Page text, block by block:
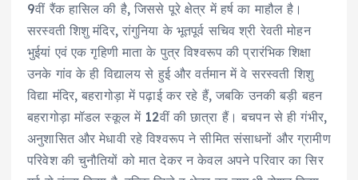
9वीं रैंक हासिल की है, जिससे पूरे क्षेत्र में हर्ष का माहौल है।
सरस्वती शिशु मंदिर, रांगुनिया के भूतपूर्व सचिव श्री रेवती मोहन
भुईयां एवं एक गृहिणी माता के पुत्र विश्वरूप की प्रारंभिक शिक्षा
उनके गांव के ही विद्यालय से हुई और वर्तमान में वे सरस्वती शिशु
विद्या मंदिर, बहरागोड़ा में पढ़ाई कर रहे हैं, जबकि उनकी बड़ी बहन
बहरागोड़ा मॉडल स्कूल में 12वीं की छात्रा हैं। बचपन से ही गंभीर,
अनुशासित और मेधावी रहे विश्वरूप ने सीमित संसाधनों और ग्रामीण
परिवेश की चुनौतियों को मात देकर न केवल अपने परिवार का सिर